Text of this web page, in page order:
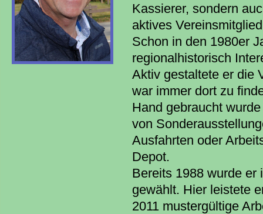
Kassierer, sondern
aktives
Schon in den 1980er
regionalhistorisch
Aktiv gestaltete er die
war immer dort zu
Hand gebraucht
von
Ausfahrten oder
Depot.
Bereits 1988 wurde er
gewählt. Hier leistete
2011 mustergültige